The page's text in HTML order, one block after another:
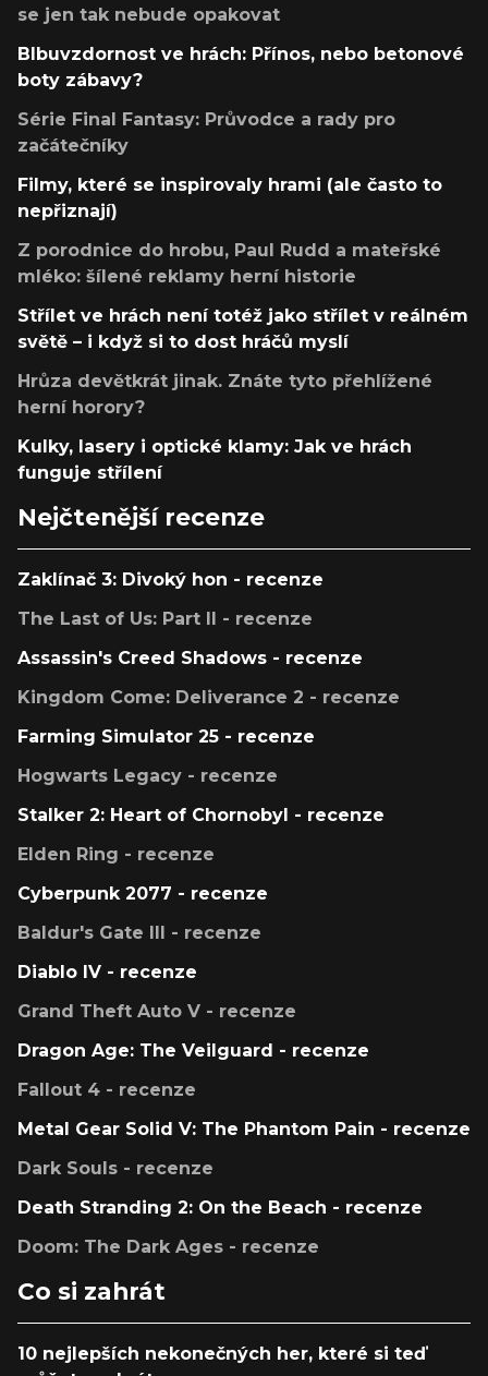
se jen tak nebude opakovat
Blbuvzdornost ve hrách: Přínos, nebo betonové
boty zábavy?
Série Final Fantasy: Průvodce a rady pro
začátečníky
Filmy, které se inspirovaly hrami (ale často to
nepřiznají)
Z porodnice do hrobu, Paul Rudd a mateřské
mléko: šílené reklamy herní historie
Střílet ve hrách není totéž jako střílet v reálném
světě – i když si to dost hráčů myslí
Hrůza devětkrát jinak. Znáte tyto přehlížené
herní horory?
Kulky, lasery i optické klamy: Jak ve hrách
funguje střílení
Nejčtenější recenze
Zaklínač 3: Divoký hon - recenze
The Last of Us: Part II - recenze
Assassin's Creed Shadows - recenze
Kingdom Come: Deliverance 2 - recenze
Farming Simulator 25 - recenze
Hogwarts Legacy - recenze
Stalker 2: Heart of Chornobyl - recenze
Elden Ring - recenze
Cyberpunk 2077 - recenze
Baldur's Gate III - recenze
Diablo IV - recenze
Grand Theft Auto V - recenze
Dragon Age: The Veilguard - recenze
Fallout 4 - recenze
Metal Gear Solid V: The Phantom Pain - recenze
Dark Souls - recenze
Death Stranding 2: On the Beach - recenze
Doom: The Dark Ages - recenze
Co si zahrát
10 nejlepších nekonečných her, které si teď